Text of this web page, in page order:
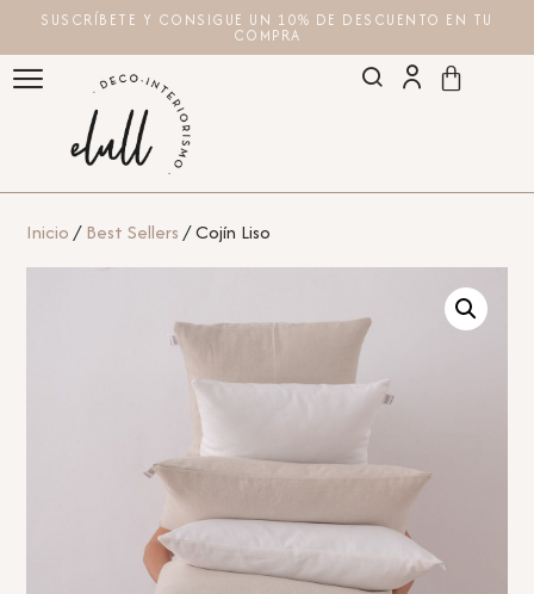
SUSCRÍBETE Y CONSIGUE UN 10% DE DESCUENTO EN TU
COMPRA
Inicio/Best Sellers/ Cojín Liso